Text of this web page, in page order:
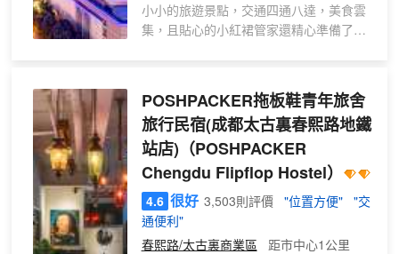
小小的旅遊景點，交通四通八達，美食雲
集，且貼心的小紅裙管家還精心準備了旅
房，包含變形金剛、冰雪奇緣、蜘蛛俠、
哆啦A夢等不同主題，每間客房都配備了
小玩偶、小熊貓漱口杯，温暖一家人的一
整個旅途。
酒店設有客房管家，會細心地幫您整理散
亂的數據線，在受涼的時候為您送來一杯
熱氣騰騰的薑茶，烘乾房間裏晾曬的衣
物。
酒店中餐廳位於酒店8樓，不僅可以滿足您
POSHPACKER拖板鞋青年旅舍
旅行民宿(成都太古裏春熙路地鐵
站店) （POSHPACKER
Chengdu Flipflop Hostel）
4.6 很好 3,503則評價 "位置方便"
"交
通便利"
春熙路/太古裏商業區
距市中心1公里